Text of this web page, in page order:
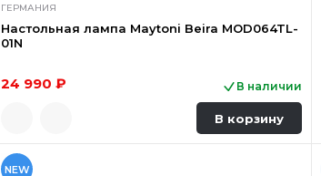
ГЕРМАНИЯ
Настольная лампа Maytoni Beira MOD064TL-
01N
24 990 ₽ В наличии
В корзину
NEW